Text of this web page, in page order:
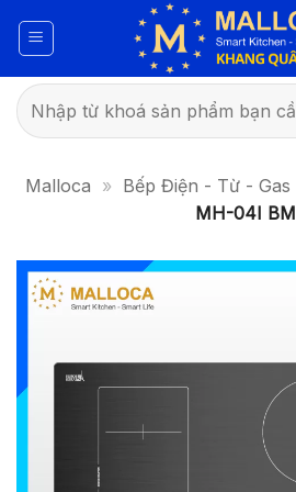
qua
dung
Tìm
kiếm:
Malloca » Bếp Điện - Từ - Gas
MH-04I BM